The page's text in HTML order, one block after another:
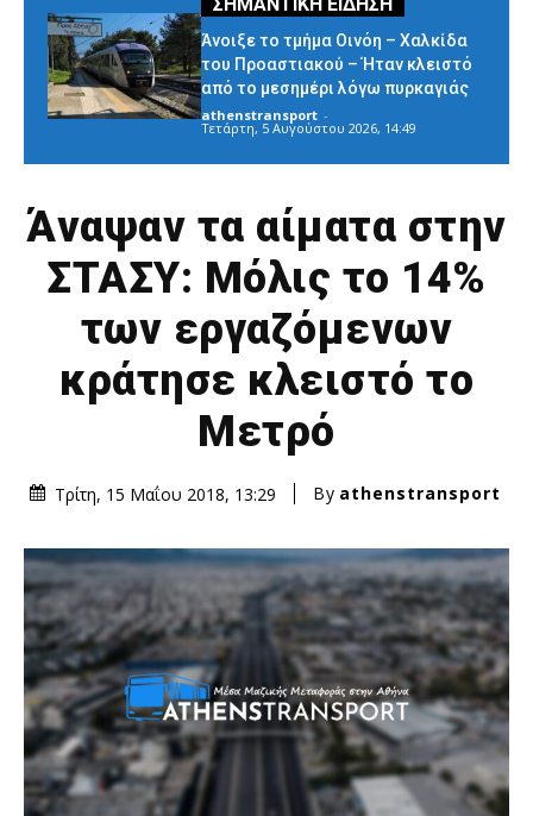
Άνοιξε το τμήμα Οινόη – Χαλκίδα
του Προαστιακού – Ήταν κλειστό
από το μεσημέρι λόγω πυρκαγιάς
athenstransport -
Τετάρτη, 5 Αυγούστου 2026, 14:49
Άναψαν τα αίματα στην
ΣΤΑΣΥ: Μόλις το 14%
των εργαζόμενων
κράτησε κλειστό το
Μετρό
Τρίτη, 15 Μαΐου 2018, 13:29 By athenstransport